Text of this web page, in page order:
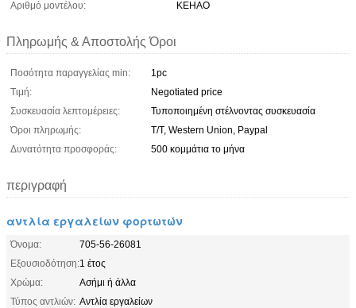
Αριθμό μοντέλου:
KEHAO
Πληρωμής & Αποστολής Όροι
Ποσότητα παραγγελίας min:
1pc
Τιμή:
Negotiated price
Συσκευασία λεπτομέρειες:
Τυποποιημένη στέλνοντας συσκευασία
Όροι πληρωμής:
T/T, Western Union, Paypal
Δυνατότητα προσφοράς:
500 κομμάτια το μήνα
περιγραφή
αντλία εργαλείων φορτωτών
Όνομα:
705-56-26081
Εξουσιοδότηση:1 έτος
Χρώμα:
Ασήμι ή άλλα
Τύπος αντλιών: Αντλία εργαλείων